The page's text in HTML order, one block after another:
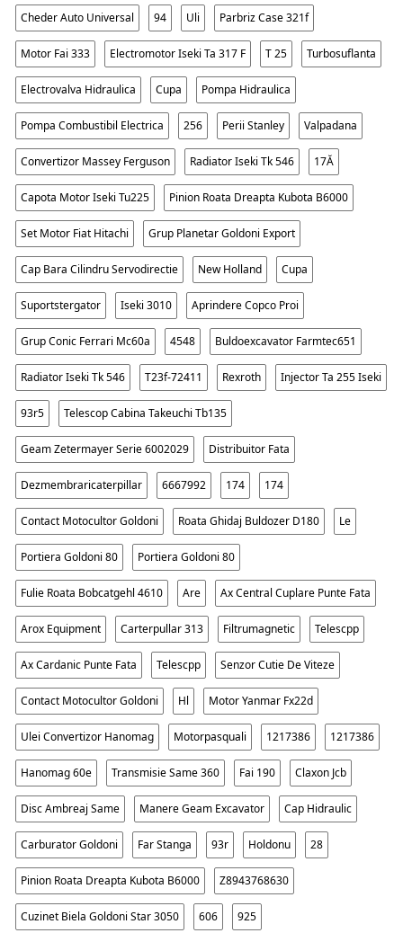
Cheder Auto Universal 94 Uli Parbriz Case 321f
Motor Fai 333 Electromotor Iseki Ta 317 F T 25 Turbosuflanta
Electrovalva Hidraulica Cupa Pompa Hidraulica
Pompa Combustibil Electrica 256 Perii Stanley Valpadana
Convertizor Massey Ferguson Radiator Iseki Tk 546 17Ă
Capota Motor Iseki Tu225 Pinion Roata Dreapta Kubota B6000
Set Motor Fiat Hitachi Grup Planetar Goldoni Export
Cap Bara Cilindru Servodirectie New Holland Cupa
Suportstergator Iseki 3010 Aprindere Copco Proi
Grup Conic Ferrari Mc60a 4548 Buldoexcavator Farmtec651
Radiator Iseki Tk 546 T23f-72411 Rexroth Injector Ta 255 Iseki
93r5 Telescop Cabina Takeuchi Tb135
Geam Zetermayer Serie 6002029 Distribuitor Fata
Dezmembraricaterpillar 6667992 174 174
Contact Motocultor Goldoni Roata Ghidaj Buldozer D180 Le
Portiera Goldoni 80 Portiera Goldoni 80
Fulie Roata Bobcatgehl 4610 Are Ax Central Cuplare Punte Fata
Arox Equipment Carterpullar 313 Filtrumagnetic Telescpp
Ax Cardanic Punte Fata Telescpp Senzor Cutie De Viteze
Contact Motocultor Goldoni Hl Motor Yanmar Fx22d
Ulei Convertizor Hanomag Motorpasquali 1217386 1217386
Hanomag 60e Transmisie Same 360 Fai 190 Claxon Jcb
Disc Ambreaj Same Manere Geam Excavator Cap Hidraulic
Carburator Goldoni Far Stanga 93r Holdonu 28
Pinion Roata Dreapta Kubota B6000 Z8943768630
Cuzinet Biela Goldoni Star 3050 606 925